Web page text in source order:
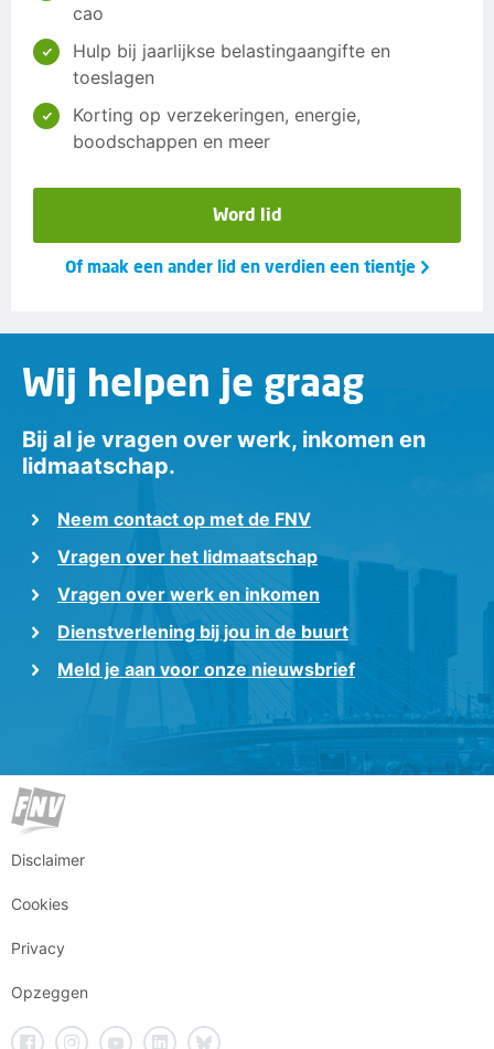
cao
Hulp bij jaarlijkse belastingaangifte en
toeslagen
Korting op verzekeringen, energie,
boodschappen en meer
Word lid
Of maak een ander lid en verdien een tientje
Wij helpen je graag
Bij al je vragen over werk, inkomen en
lidmaatschap.
Neem contact op met de FNV
Vragen over het lidmaatschap
Vragen over werk en inkomen
Dienstverlening bij jou in de buurt
Meld je aan voor onze nieuwsbrief
Disclaimer
Cookies
Privacy
Opzeggen